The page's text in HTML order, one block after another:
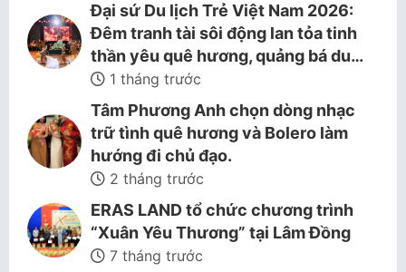
Đại sứ Du lịch Trẻ Việt Nam 2026:
Đêm tranh tài sôi động lan tỏa tinh
thần yêu quê hương, quảng bá du…
1 tháng trước
Tâm Phương Anh chọn dòng nhạc
trữ tình quê hương và Bolero làm
hướng đi chủ đạo.
2 tháng trước
ERAS LAND tổ chức chương trình
“Xuân Yêu Thương” tại Lâm Đồng
7 tháng trước